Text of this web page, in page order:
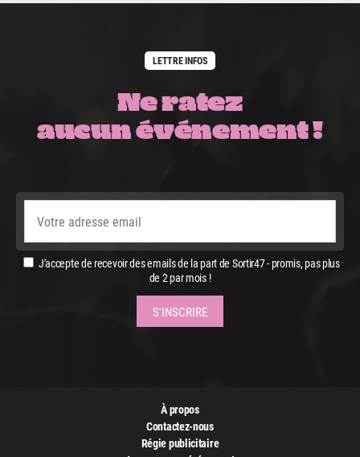
LETTRE INFOS
Ne ratez
aucun événement !
J'accepte de recevoir des emails de la part de Sortir47 - promis, pas plus
de 2 par mois !
À propos
Contactez-nous
Régie publicitaire